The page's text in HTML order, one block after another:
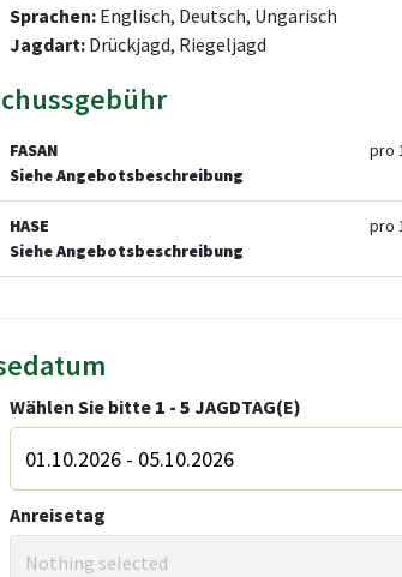
Sprachen: Englisch, Deutsch, Ungarisch
Jagdart: Drückjagd, Riegeljagd
FASAN
Siehe Angebotsbeschreibung
pro
HASE
Siehe Angebotsbeschreibung
pro
Wählen Sie bitte 1 - 5 JAGDTAG(E)
Anreisetag
Nothing selected